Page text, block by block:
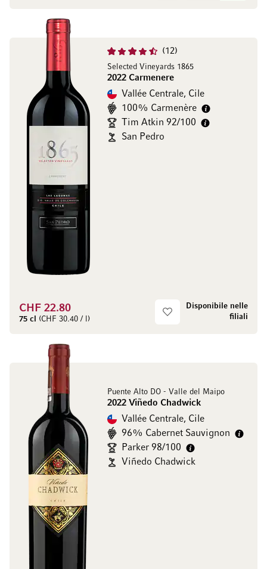
12
Selected Vineyards 1865
2022 Carmenere
Vallée Centrale, Cile
100% Carmenère
Tim Atkin 92/100
San Pedro
CHF 22.80
75 cl (CHF 30.40 / l)
Disponibile nelle
filiali
Puente Alto DO - Valle del Maipo
2022 Viñedo Chadwick
Vallée Centrale, Cile
96% Cabernet Sauvignon
Parker 98/100
Viñedo Chadwick